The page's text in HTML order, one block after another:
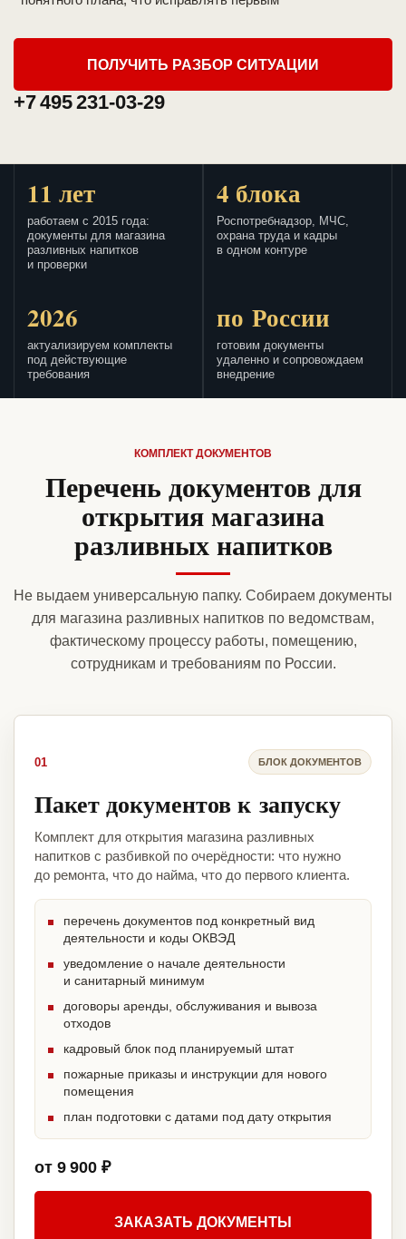
ПОЛУЧИТЬ РАЗБОР СИТУАЦИИ
+7 495 231-03-29
11 лет
работаем с 2015 года:
документы для магазина
разливных напитков
и проверки
4 блока
Роспотребнадзор, МЧС,
охрана труда и кадры
в одном контуре
2026
актуализируем комплекты
под действующие
требования
по России
готовим документы
удаленно и сопровождаем
внедрение
КОМПЛЕКТ ДОКУМЕНТОВ
Перечень документов для
открытия магазина
разливных напитков
Не выдаем универсальную папку. Собираем документы
для магазина разливных напитков по ведомствам,
фактическому процессу работы, помещению,
сотрудникам и требованиям по России.
01 БЛОК ДОКУМЕНТОВ
Пакет документов к запуску
Комплект для открытия магазина разливных
напитков с разбивкой по очерёдности: что нужно
до ремонта, что до найма, что до первого клиента.
перечень документов под конкретный вид
деятельности и коды ОКВЭД
уведомление о начале деятельности
и санитарный минимум
договоры аренды, обслуживания и вывоза
отходов
кадровый блок под планируемый штат
пожарные приказы и инструкции для нового
помещения
план подготовки с датами под дату открытия
от 9 900 ₽
ЗАКАЗАТЬ ДОКУМЕНТЫ